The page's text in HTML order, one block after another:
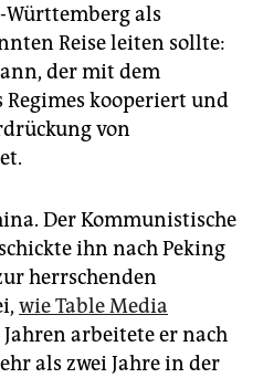
als
Reise leiten sollte:
der mit dem
kooperiert und
von
Der Kommunistische
ihn nach Peking
herrschenden
wie Table Media
arbeitete er nach
als zwei Jahre in der